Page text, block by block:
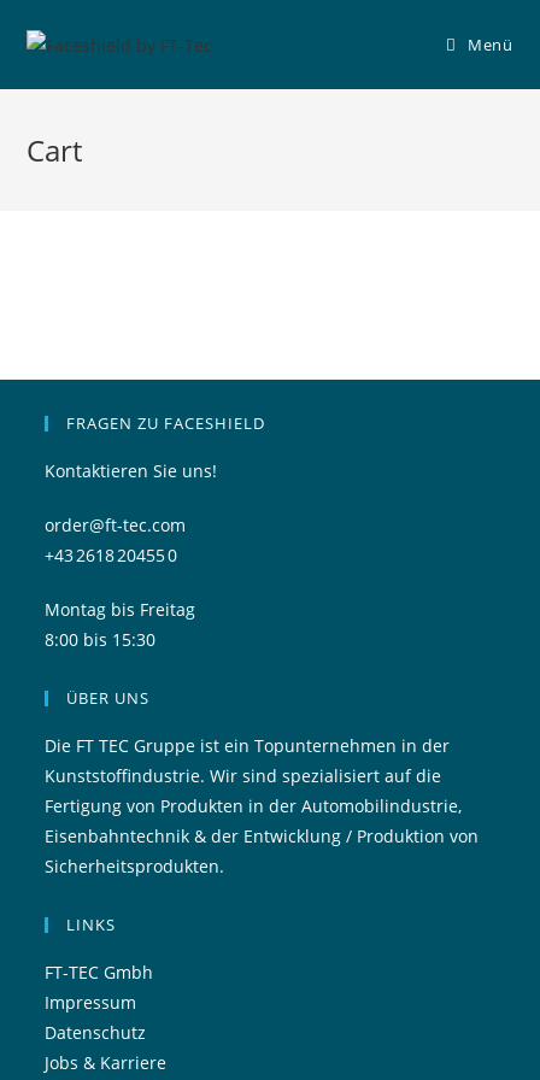
Inhalt
Menü
Cart
FRAGEN ZU FACESHIELD
Kontaktieren Sie uns!
order@ft-tec.com
+43 2618 20455 0
Montag bis Freitag
8:00 bis 15:30
ÜBER UNS
Die FT TEC Gruppe ist ein Topunternehmen in der
Kunststoffindustrie. Wir sind spezialisiert auf die
Fertigung von Produkten in der Automobilindustrie,
Eisenbahntechnik & der Entwicklung / Produktion von
Sicherheitsprodukten.
LINKS
FT-TEC Gmbh
Impressum
Datenschutz
Jobs & Karriere